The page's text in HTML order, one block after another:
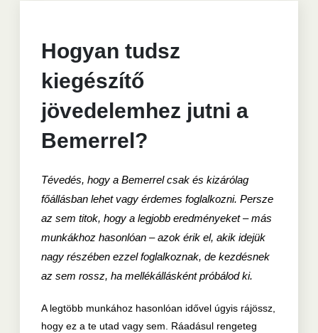
Hogyan tudsz
kiegészítő
jövedelemhez jutni a
Bemerrel?
Tévedés, hogy a Bemerrel csak és kizárólag
főállásban lehet vagy érdemes foglalkozni. Persze
az sem titok, hogy a legjobb eredményeket – más
munkákhoz hasonlóan – azok érik el, akik idejük
nagy részében ezzel foglalkoznak, de kezdésnek
az sem rossz, ha mellékállásként próbálod ki.
A legtöbb munkához hasonlóan idővel úgyis rájössz,
hogy ez a te utad vagy sem. Ráadásul rengeteg